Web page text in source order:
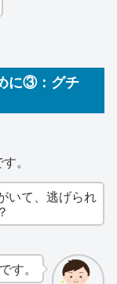
に③：グチ
。
いて、逃げられ
す。